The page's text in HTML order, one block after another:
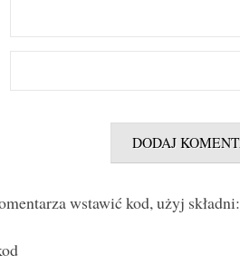
wstawić kod, użyj składni: